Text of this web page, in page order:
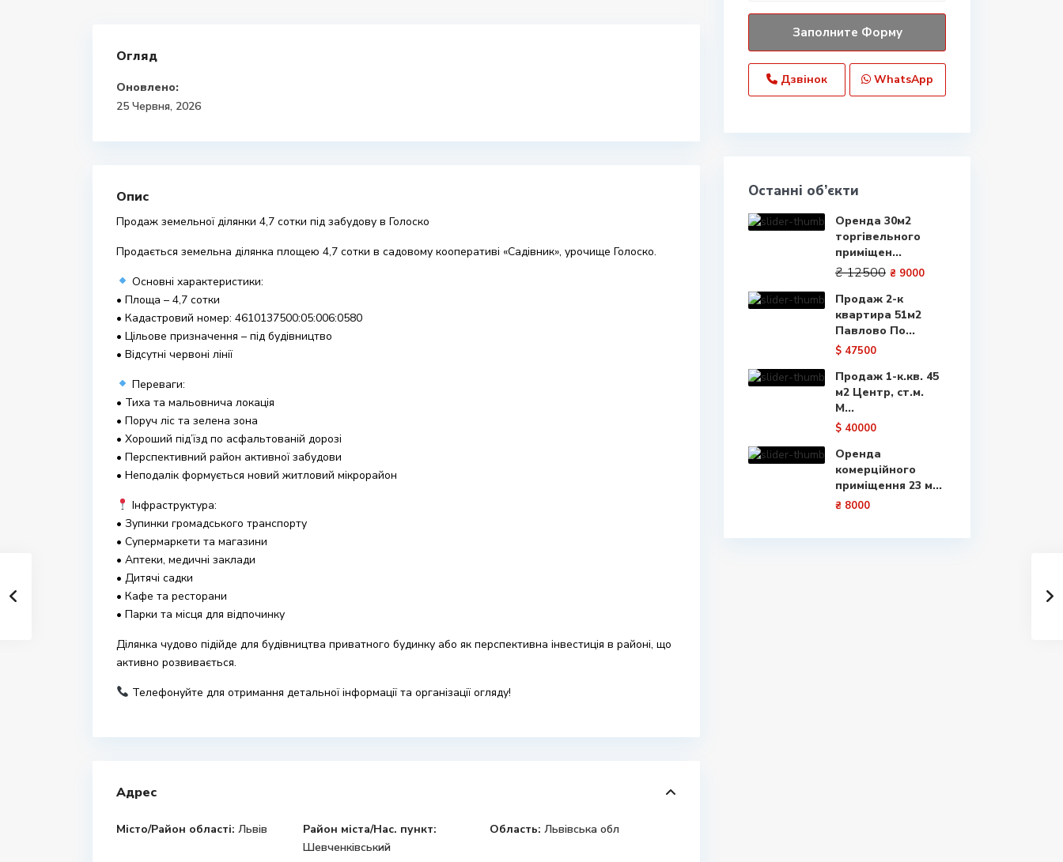
Огляд
Оновлено:
25 Червня, 2026
Опис
Продаж земельної ділянки 4,7 сотки під забудову в Голоско
Продається земельна ділянка площею 4,7 сотки в садовому кооперативі «Садівник», урочище Голоско.
Основні характеристики:
• Площа – 4,7 сотки
• Кадастровий номер: 4610137500:05:006:0580
• Цільове призначення – під будівництво
• Відсутні червоні лінії
Переваги:
• Тиха та мальовнича локація
• Поруч ліс та зелена зона
• Хороший під’їзд по асфальтованій дорозі
• Перспективний район активної забудови
• Неподалік формується новий житловий мікрорайон
Інфраструктура:
• Зупинки громадського транспорту
• Супермаркети та магазини
• Аптеки, медичні заклади
• Дитячі садки
• Кафе та ресторани
• Парки та місця для відпочинку
Ділянка чудово підійде для будівництва приватного будинку або як перспективна інвестиція в районі, що
активно розвивається.
Телефонуйте для отримання детальної інформації та організації огляду!
Адрес
Місто/Район області: Львів
Район міста/Нас. пункт:
Шевченківський
Область: Львівська обл
Дзвінок WhatsApp
Останні об’єкти
Оренда 30м2
торгівельного
приміщен...
₴ 12500 ₴ 9000
Продаж 2-к
квартира 51м2
Павлово По...
$ 47500
Продаж 1-к.кв. 45
м2 Центр, ст.м.
М...
$ 40000
Оренда
комерційного
приміщення 23 м...
₴ 8000